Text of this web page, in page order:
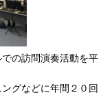
の訪問演奏活動を平
グなどに年間２０回